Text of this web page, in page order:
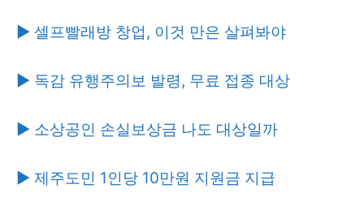
▶ 셀프빨래방 창업, 이것 만은 살펴봐야
▶ 독감 유행주의보 발령, 무료 접종 대상
▶ 소상공인 손실보상금 나도 대상일까
▶ 제주도민 1인당 10만원 지원금 지급